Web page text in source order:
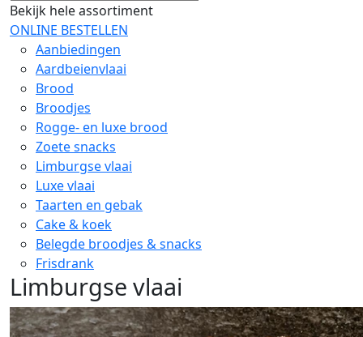
Bekijk hele assortiment
ONLINE BESTELLEN
Aanbiedingen
Aardbeienvlaai
Brood
Broodjes
Rogge- en luxe brood
Zoete snacks
Limburgse vlaai
Luxe vlaai
Taarten en gebak
Cake & koek
Belegde broodjes & snacks
Frisdrank
Limburgse vlaai